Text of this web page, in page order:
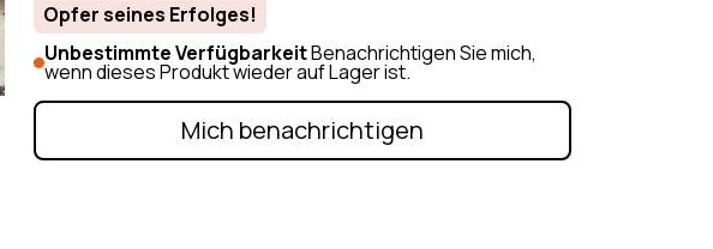
Opfer seines Erfolges!
Unbestimmte VerfügbarkeitBenachrichtigen Sie mich,
wenn dieses Produkt wieder auf Lager ist.
Mich benachrichtigen